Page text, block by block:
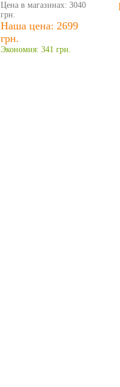
Цена в магазинах: 3040
грн.
Наша цена: 2699
грн.
Экономия: 341 грн.